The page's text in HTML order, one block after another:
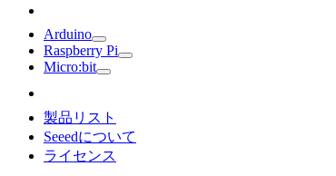
Arduino
Raspberry Pi
Micro:bit
製品リスト
Seeedについて
ライセンス